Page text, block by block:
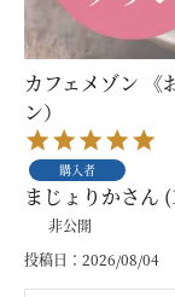
カフェメゾン 《
ン）
購入者
まじょりか
非公開
投稿日
2026/08/04